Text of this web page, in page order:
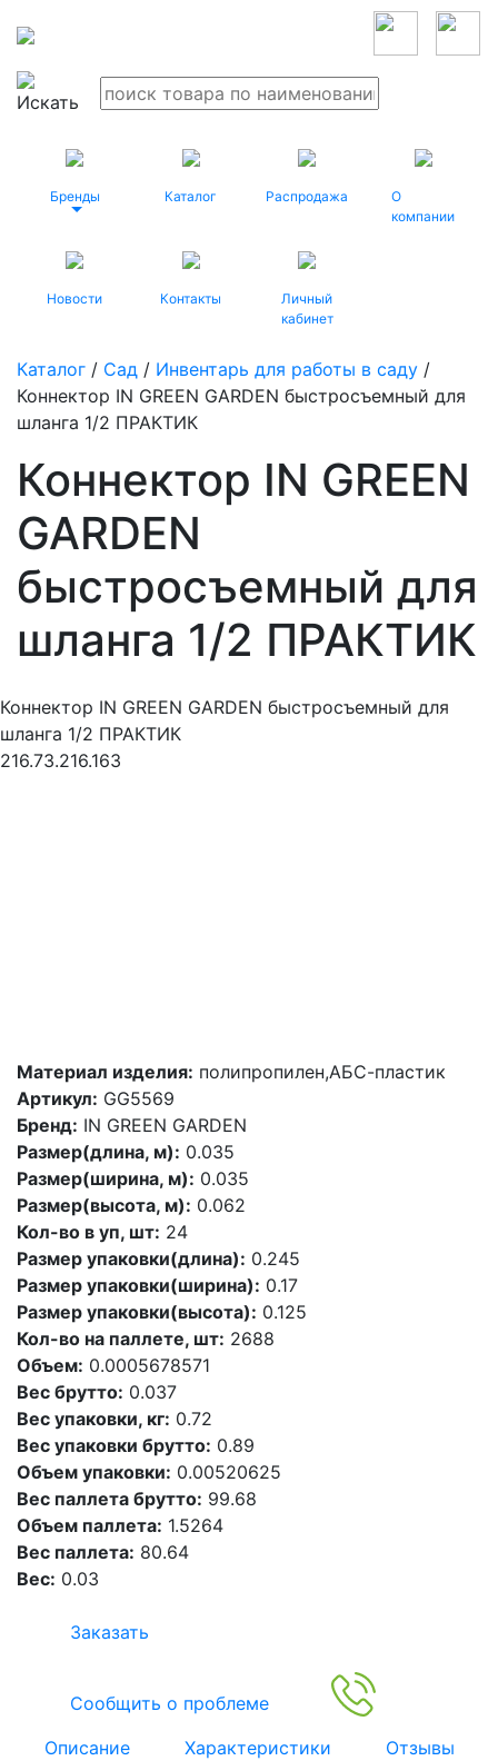
Бренды Каталог Распродажа
О
компании
Новости Контакты
Личный
кабинет
Каталог / Сад / Инвентарь для работы в саду /
Коннектор IN GREEN GARDEN быстросъемный для
шланга 1/2 ПРАКТИК
Коннектор IN GREEN
GARDEN
быстросъемный для
шланга 1/2 ПРАКТИК
Коннектор IN GREEN GARDEN быстросъемный для
шланга 1/2 ПРАКТИК
216.73.216.163
Материал изделия: полипропилен,АБС-пластик
Артикул: GG5569
Бренд: IN GREEN GARDEN
Размер(длина, м): 0.035
Размер(ширина, м): 0.035
Размер(высота, м): 0.062
Кол-во в уп, шт: 24
Размер упаковки(длина): 0.245
Размер упаковки(ширина): 0.17
Размер упаковки(высота): 0.125
Кол-во на паллете, шт: 2688
Объем: 0.0005678571
Вес брутто: 0.037
Вес упаковки, кг: 0.72
Вес упаковки брутто: 0.89
Объем упаковки: 0.00520625
Вес паллета брутто: 99.68
Объем паллета: 1.5264
Вес паллета: 80.64
Вес: 0.03
Заказать
Сообщить о проблеме
Описание
Характеристики
Отзывы